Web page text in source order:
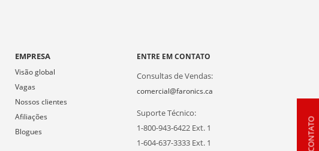
EMPRESA
Visão global
Vagas
Nossos clientes
Afiliações
Blogues
ENTRE EM CONTATO
Consultas de Vendas:
comercial@faronics.ca
Suporte Técnico:
1-800-943-6422 Ext. 1
1-604-637-3333 Ext. 1